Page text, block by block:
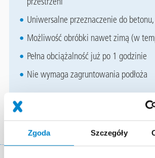
Zgoda Szczegóły
Uniwersalne przeznaczenie do
Możliwość obróbki nawet zimą (w
Pełna obciążalność już po 1 godzinie
Nie wymaga zagruntowania podłoża